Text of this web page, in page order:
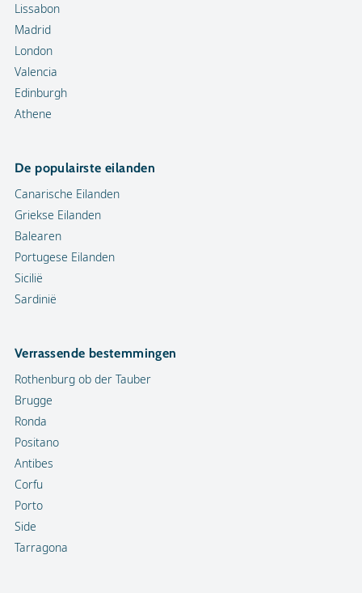
Lissabon
Madrid
London
Valencia
Edinburgh
Athene
De populairste eilanden
Canarische Eilanden
Griekse Eilanden
Balearen
Portugese Eilanden
Sicilië
Sardinië
Verrassende bestemmingen
Rothenburg ob der Tauber
Brugge
Ronda
Positano
Antibes
Corfu
Porto
Side
Tarragona